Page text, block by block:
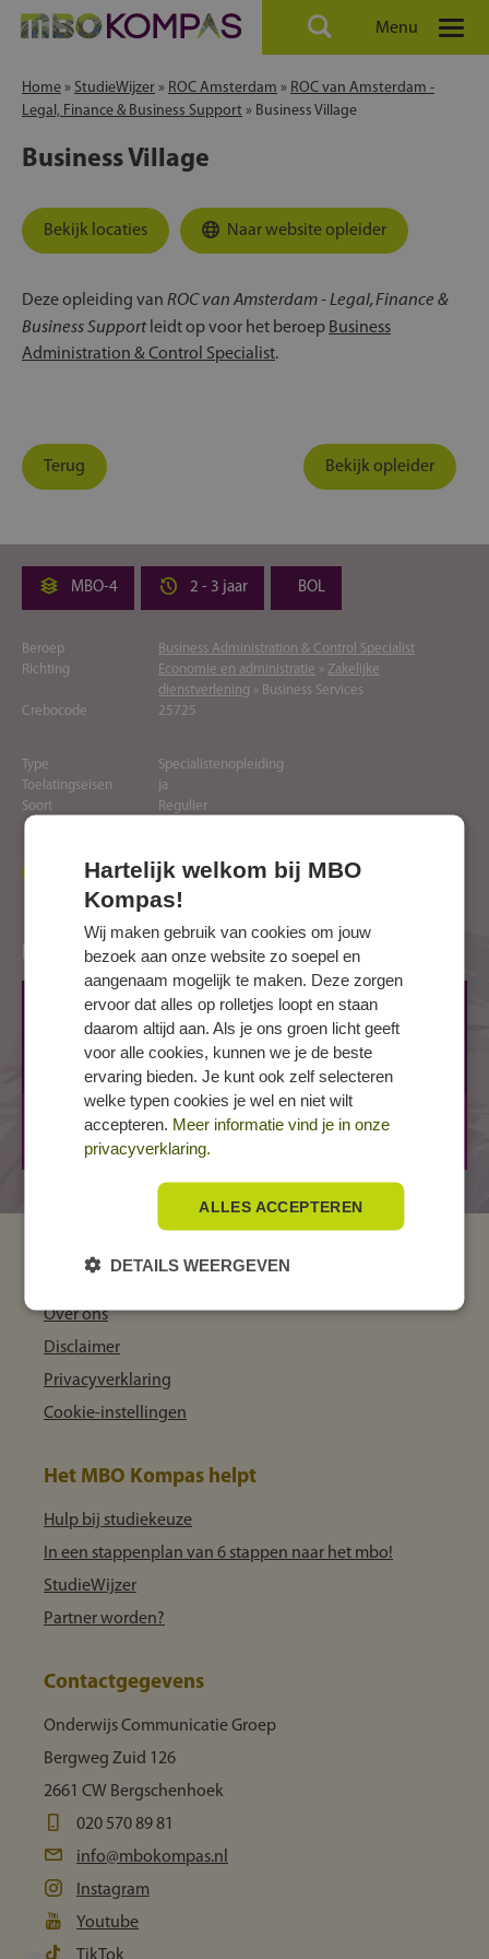
Menu
Home » StudieWijzer » ROC Amsterdam » ROC van Amsterdam -
Legal, Finance & Business Support » Business Village
Business Village
Bekijk locaties Naar website opleider
Deze opleiding van ROC van Amsterdam - Legal, Finance &
Business Supportleidt op voor het beroep Business
Administration & Control Specialist.
Terug Bekijk opleider
MBO-4 2 - 3 jaar BOL
Beroep
Business Administration & Control Specialist
Richting
Economie en administratie » Zakelijke
dienstverlening » Business Services
Crebocode
25725
Type
Specialistenopleiding
Toelatingseisen
ja
Soort
Regulier
Naar website opleider
Locaties
AMSTERDAM, Fraijlemaborg
Fraijlemaborg 135
1102 CV AMSTERDAM
BOL
3 jaar
MBO Kompas
Over ons
Disclaimer
Privacyverklaring
Cookie-instellingen
Het MBO Kompas helpt
Hulp bij studiekeuze
In een stappenplan van 6 stappen naar het mbo!
StudieWijzer
Partner worden?
Contactgegevens
Onderwijs Communicatie Groep
Bergweg Zuid 126
2661 CW Bergschenhoek
020 570 89 81
info@mbokompas.nl
Instagram
Youtube
Hartelijk welkom bij MBO
Kompas!
Wij maken gebruik van cookies om jouw
bezoek aan onze website zo soepel en
aangenaam mogelijk te maken. Deze zorgen
ervoor dat alles op rolletjes loopt en staan
daarom altijd aan. Als je ons groen licht geeft
voor alle cookies, kunnen we je de beste
ervaring bieden. Je kunt ook zelf selecteren
welke typen cookies je wel en niet wilt
accepteren. Meer informatie vind je in onze
privacyverklaring.
ALLES ACCEPTEREN
DETAILS WEERGEVEN